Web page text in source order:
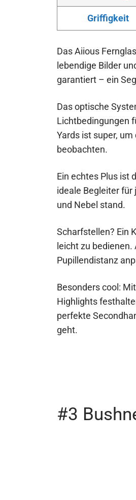
Griffigkeit
Das Aiious
lebendige Bilder
garantiert – ein
Das optische
Lichtbedingungen
Yards ist super,
beobachten.
Ein echtes Plus ist
ideale Begleiter für
und Nebel stand.
Scharfstellen? Ein
leicht zu
Pupillendistanz
Besonders cool:
Highlights
perfekte
geht.
#3